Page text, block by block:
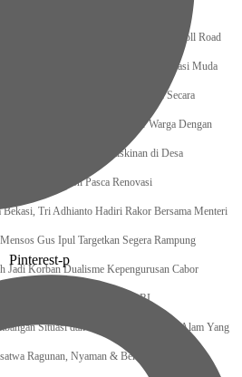
Darurat Bencana di Daerah
Libur Idul Fitri 1446h / 2025m, Waskita Toll Road
20%
Sinergi Demi Lapangan Kerja Generasi Muda
Penyaluran Bansos Dilakukan Secara
Sarana Komunikasi Antar Warga Dengan
Pengentasan Kemiskinan di Desa
17 Stadion Pasca Renovasi
Tri Adhianto Hadiri Rakor Bersama Menteri
Gus Ipul Targetkan Segera Rampung
Korban Dualisme Kepengurusan Cabor
Exit Meeting Bersama BPK RI
Situasi dan Penanganan Bencana Alam Yang
Ragunan, Nyaman & Bersih di Kunjungi
Pinterest-p